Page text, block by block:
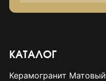
КАТАЛОГ
Керамогранит Матовый